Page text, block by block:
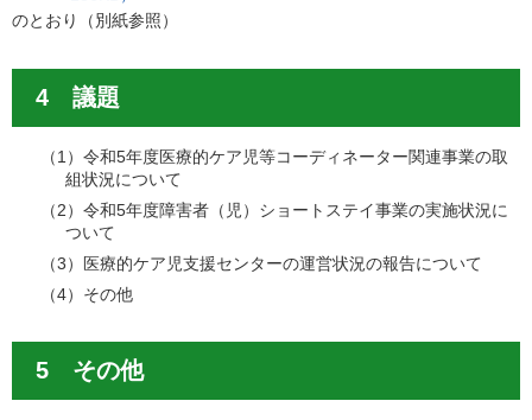
のとおり（別紙参照）
4 議題
（1）令和5年度医療的ケア児等コーディネーター関連事業の取
組状況について
（2）令和5年度障害者（児）ショートステイ事業の実施状況に
ついて
（3）医療的ケア児支援センターの運営状況の報告について
（4）その他
5 その他